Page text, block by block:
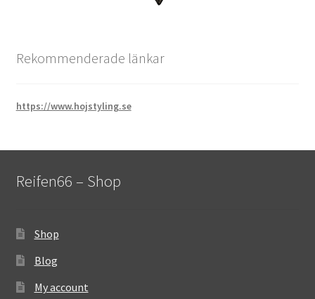
Rekommenderade länkar
https://www.hojstyling.se
Reifen66 – Shop
Shop
Blog
My account